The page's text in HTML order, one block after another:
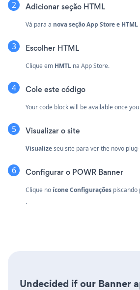
Adicionar seção HTML
Vá para a nova seçãoApp Store e HTML
Escolher HTML
Clique em HMTL na App Store.
Cole este código
Your code block will be available once
Visualizar o site
Visualizeseu site para ver the novo
Configurar o POWR Banner
Clique no ícone Configurações piscando
.
Undecided if our Banner